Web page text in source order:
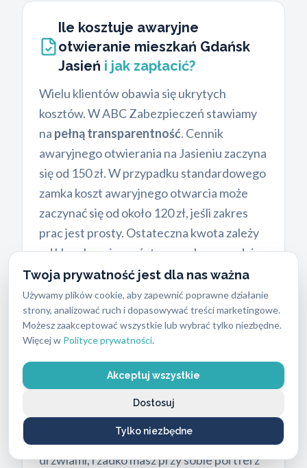
Twoja prywatność jest dla nas ważna
Używamy plików cookie, aby zapewnić poprawne działanie
strony, analizować ruch i dopasowywać treści marketingowe.
Możesz zaakceptować wszystkie lub wybrać tylko niezbędne.
Więcej w Polityce prywatności.
Akceptuj wszystkie
Tylko niezbędne
Dostosuj
Ile kosztuje awaryjne
otwieranie mieszkań Gdańsk
Jasień i jak zapłacić?
Wielu klientów obawia się ukrytych
kosztów. W ABC Zabezpieczeń stawiamy
na pełną transparentność. Cennik
awaryjnego otwierania na Jasieniu zaczyna
się od 150 zł. W przypadku standardowego
zamka koszt awaryjnego otwarcia może
zaczynać się od około 120 zł, jeśli zakres
prac jest prosty. Ostateczna kwota zależy
od klasy bezpieczeństwa zamka, pory dnia,
stopnia skomplikowania usterki oraz
możliwości doboru rozwiązania do danej
sytuacji. Zwykła wkładka bębenkowa
wymaga mniej czasu i innych narzędzi niż
Technik zawsze podaje dokładną cenę
przed rozpoczęciem pracy, abyś miał pełną
kontrolę nad wydatkami.
Rozumiemy, że stojąc przed zamkniętymi
drzwiami, rzadko masz przy sobie portfel z